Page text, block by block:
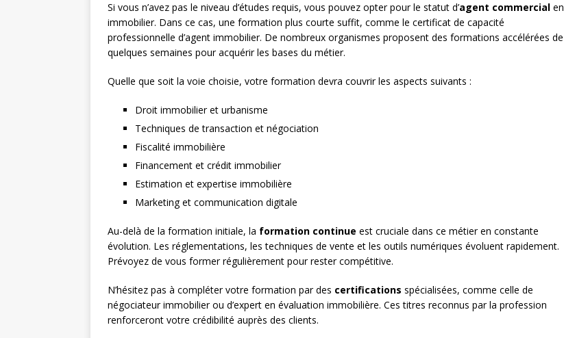
Si vous n’avez pas le niveau d’études requis, vous pouvez opter pour le statut d’agent commercial en
immobilier. Dans ce cas, une formation plus courte suffit, comme le certificat de capacité
professionnelle d’agent immobilier. De nombreux organismes proposent des formations accélérées de
quelques semaines pour acquérir les bases du métier.
Quelle que soit la voie choisie, votre formation devra couvrir les aspects suivants :
Droit immobilier et urbanisme
Techniques de transaction et négociation
Fiscalité immobilière
Financement et crédit immobilier
Estimation et expertise immobilière
Marketing et communication digitale
Au-delà de la formation initiale, la formation continue est cruciale dans ce métier en constante
évolution. Les réglementations, les techniques de vente et les outils numériques évoluent rapidement.
Prévoyez de vous former régulièrement pour rester compétitive.
N’hésitez pas à compléter votre formation par des certifications spécialisées, comme celle de
négociateur immobilier ou d’expert en évaluation immobilière. Ces titres reconnus par la profession
renforceront votre crédibilité auprès des clients.